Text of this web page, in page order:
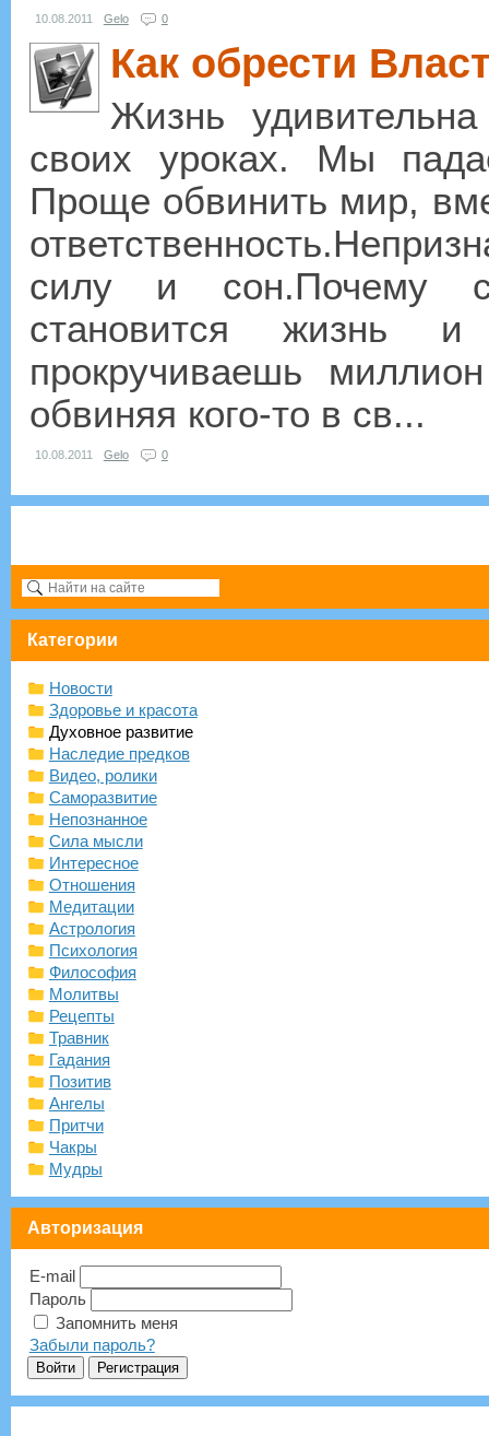
10.08.2011 Gelo 0
Как обрести
Жизнь
своих уроках. Мы
Проще обвинить мир,
силу и сон.Почему
становится жизнь
прокручиваешь
обвиняя кого-то в св...
10.08.2011 Gelo 0
Категории
Новости
Здоровье и красота
Духовное развитие
Наследие предков
Видео, ролики
Саморазвитие
Непознанное
Сила мысли
Интересное
Отношения
Медитации
Астрология
Психология
Философия
Молитвы
Рецепты
Травник
Гадания
Позитив
Ангелы
Притчи
Чакры
Мудры
Авторизация
E-mail
Пароль
Запомнить меня
Забыли пароль?